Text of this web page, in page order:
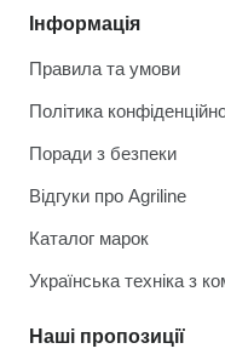
Інформація
Правила та умови
Політика
Поради з безпеки
Відгуки про Agriline
Каталог марок
Українська техніка з
Наші пропозиції